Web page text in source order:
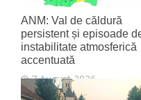
ANM: Val de căldură
persistent și episoade
instabilitate atmosferică
accentuată
7 August 2026